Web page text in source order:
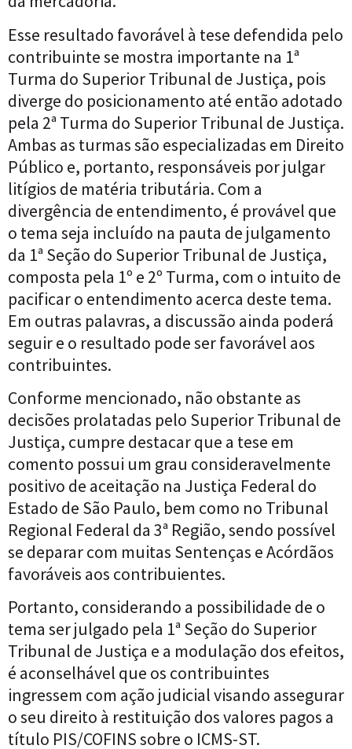
Esse resultado favorável à tese defendida pelo
contribuinte se mostra importante na 1ª
Turma do Superior Tribunal de Justiça, pois
diverge do posicionamento até então adotado
pela 2ª Turma do Superior Tribunal de Justiça.
Ambas as turmas são especializadas em Direito
Público e, portanto, responsáveis por julgar
litígios de matéria tributária. Com a
divergência de entendimento, é provável que
o tema seja incluído na pauta de julgamento
da 1ª Seção do Superior Tribunal de Justiça,
composta pela 1º e 2º Turma, com o intuito de
pacificar o entendimento acerca deste tema.
Em outras palavras, a discussão ainda poderá
seguir e o resultado pode ser favorável aos
contribuintes.
Conforme mencionado, não obstante as
decisões prolatadas pelo Superior Tribunal de
Justiça, cumpre destacar que a tese em
comento possui um grau consideravelmente
positivo de aceitação na Justiça Federal do
Estado de São Paulo, bem como no Tribunal
Regional Federal da 3ª Região, sendo possível
se deparar com muitas Sentenças e Acórdãos
favoráveis aos contribuientes.
Portanto, considerando a possibilidade de o
tema ser julgado pela 1ª Seção do Superior
Tribunal de Justiça e a modulação dos efeitos,
é aconselhável que os contribuintes
ingressem com ação judicial visando assegurar
o seu direito à restituição dos valores pagos a
título PIS/COFINS sobre o ICMS-ST.